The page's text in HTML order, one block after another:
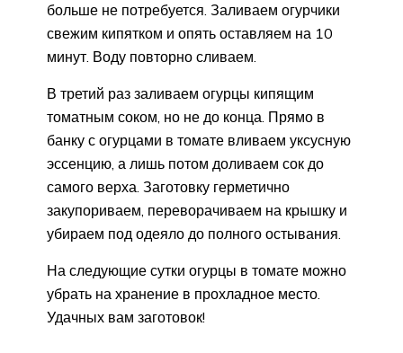
больше не потребуется. Заливаем огурчики
свежим кипятком и опять оставляем на 10
минут. Воду повторно сливаем.
В третий раз заливаем огурцы кипящим
томатным соком, но не до конца. Прямо в
банку с огурцами в томате вливаем уксусную
эссенцию, а лишь потом доливаем сок до
самого верха. Заготовку герметично
закупориваем, переворачиваем на крышку и
убираем под одеяло до полного остывания.
На следующие сутки огурцы в томате можно
убрать на хранение в прохладное место.
Удачных вам заготовок!